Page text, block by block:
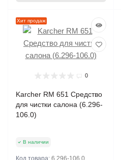
Хит продаж
0
Karcher RM 651 Средство
для чистки салона (6.296-
106.0)
В наличии
Код товара: 6.296-106.0